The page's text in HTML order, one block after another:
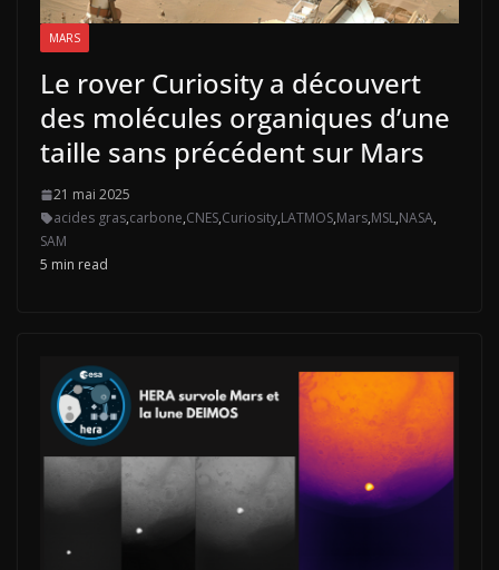
MARS
Le rover Curiosity a découvert
des molécules organiques d’une
taille sans précédent sur Mars
21 mai 2025
acides gras,carbone,CNES,Curiosity,LATMOS,Mars,MSL,NASA,
SAM
5 min read